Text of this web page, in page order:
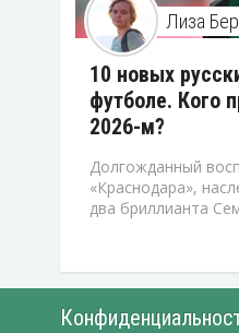
Лиза
10 новых
футболе. Кого
2026-м?
Долгожданный
«Краснодара»,
два бриллианта